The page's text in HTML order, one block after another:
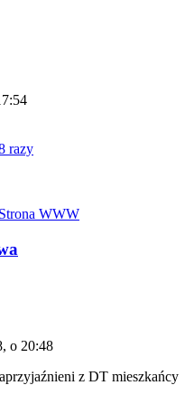
razy
Strona WWW
o 20:48
z DT mieszkańcy